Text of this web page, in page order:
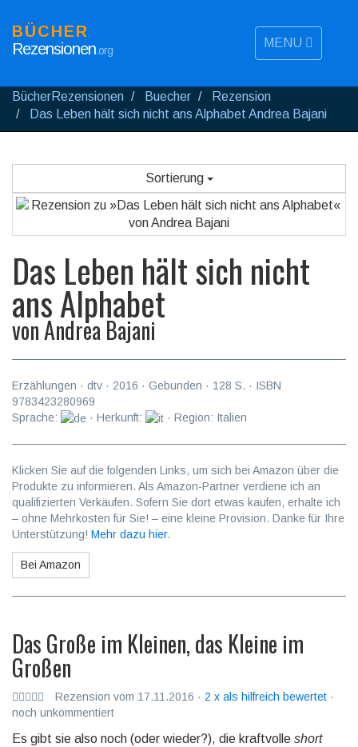
MENU
BÜCHER
Rezensionen.org
BücherRezensionen Buecher
Rezension
Das Leben hält sich nicht ans Alphabet Andrea Bajani
Sortierung
Das Leben hält sich nicht
ans Alphabet
vonAndrea Bajani
Erzählungen · dtv · 2016 · Gebunden · 128 S. · ISBN
9783423280969
Sprache:
· Herkunft: · Region: Italien
Klicken Sie auf die folgenden Links, um sich bei Amazon über die
Produkte zu informieren. Als Amazon-Partner verdiene ich an
qualifizierten Verkäufen. Sofern Sie dort etwas kaufen, erhalte ich
– ohne Mehrkosten für Sie! – eine kleine Provision. Danke für Ihre
Unterstützung! Mehr dazu hier.
Bei Amazon
Das Große im Kleinen, das Kleine im
Großen
Rezension vom 17.11.2016 · 2 x als hilfreich bewertet ·
noch unkommentiert
Es gibt sie also noch (oder wieder?), die kraftvolle short